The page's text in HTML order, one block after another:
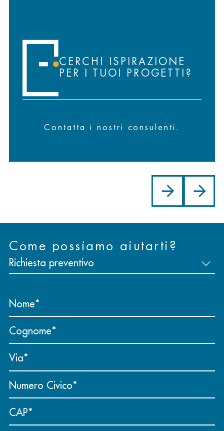
CERCHI ISPIRAZIONE
PER I TUOI PROGETTI?
Contatta i nostri consulenti.
Come possiamo aiutarti?
Nome
Cognome
Via
Numero Civico
CAP